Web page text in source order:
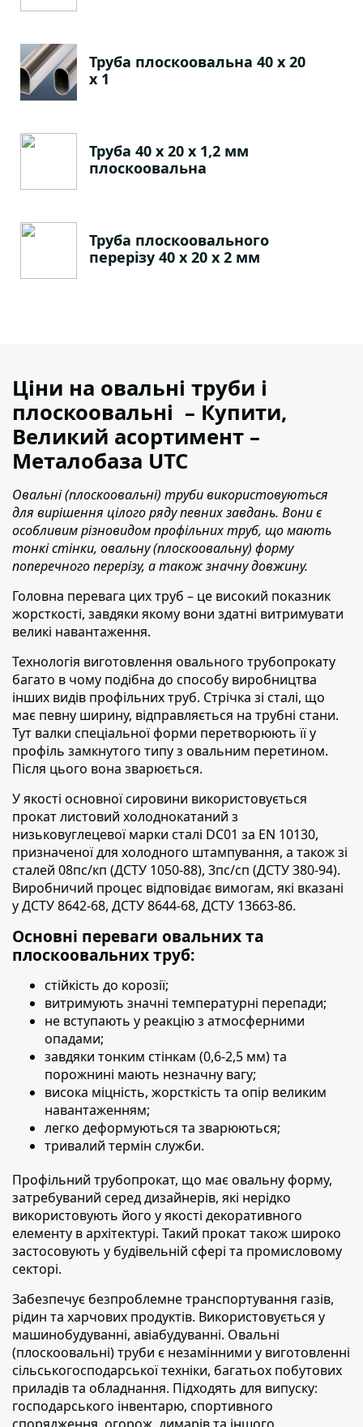
Труба плоскоовальна 40 х 20
х 1
Труба 40 х 20 х 1,2 мм
плоскоовальна
Труба плоскоовального
перерізу 40 х 20 х 2 мм
Ціни на овальні труби і
плоскоовальні – Купити,
Великий асортимент –
Металобаза UTC
Овальні (плоскоовальні) труби використовуються
для вирішення цілого ряду певних завдань. Вони є
особливим різновидом профільних труб, що мають
тонкі стінки, овальну (плоскоовальну) форму
поперечного перерізу, а також значну довжину.
Головна перевага цих труб – це високий показник
жорсткості, завдяки якому вони здатні витримувати
великі навантаження.
Технологія виготовлення овального трубопрокату
багато в чому подібна до способу виробництва
інших видів профільних труб. Стрічка зі сталі, що
має певну ширину, відправляється на трубні стани.
Тут валки спеціальної форми перетворюють її у
профіль замкнутого типу з овальним перетином.
Після цього вона зварюється.
У якості основної сировини використовується
прокат листовий холоднокатаний з
низьковуглецевої марки сталі DC01 за EN 10130,
призначеної для холодного штампування, а також зі
сталей 08пс/кп (ДСТУ 1050-88), 3пс/сп (ДСТУ 380-94).
Виробничий процес відповідає вимогам, які вказані
у ДСТУ 8642-68, ДСТУ 8644-68, ДСТУ 13663-86.
Основні переваги овальних та
плоскоовальних труб:
стійкість до корозії;
витримують значні температурні перепади;
не вступають у реакцію з атмосферними
опадами;
завдяки тонким стінкам (0,6-2,5 мм) та
порожнині мають незначну вагу;
висока міцність, жорсткість та опір великим
навантаженням;
легко деформуються та зварюються;
тривалий термін служби.
Профільний трубопрокат, що має овальну форму,
затребуваний серед дизайнерів, які нерідко
використовують його у якості декоративного
елементу в архітектурі. Такий прокат також широко
застосовують у будівельній сфері та промисловому
секторі.
Забезпечує безпроблемне транспортування газів,
рідин та харчових продуктів. Використовується у
машинобудуванні, авіабудуванні. Овальні
(плоскоовальні) труби є незамінними у виготовленні
сільськогосподарської техніки, багатьох побутових
приладів та обладнання. Підходять для випуску:
господарського інвентарю, спортивного